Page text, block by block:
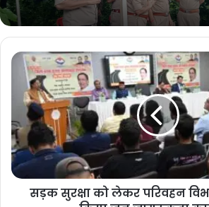
मे खड़े नजर आये हैं।
चौहान ने कहा कि चर्चा मे आये मुस्लिम
की उपज नही, बल्कि कांग्रेस के ही एक
एक मंच पर उठाया गया मुद्दा था। तब
लेकिन पार्टी के भीतर इस पर
साल दर साल वह भाजपा को कोसते
सड़क सुरक्षा को लेकर परिवहन